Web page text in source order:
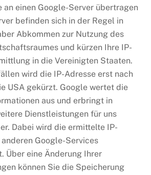
an einen Google-Server übertragen
befinden sich in der Regel in
Abkommen zur Nutzung des
und kürzen Ihre IP-
in die Vereinigten Staaten.
wird die IP-Adresse erst nach
USA gekürzt. Google wertet die
aus und erbringt in
Dienstleistungen für uns
Dabei wird die ermittelte IP-
Google-Services
Über eine Änderung Ihrer
können Sie die Speicherung